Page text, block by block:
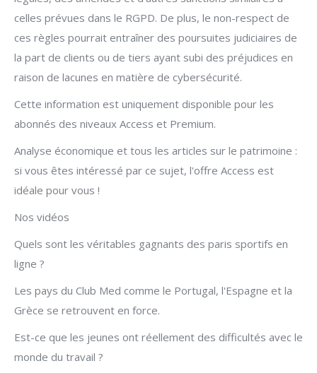
celles prévues dans le RGPD. De plus, le non-respect de
ces règles pourrait entraîner des poursuites judiciaires de
la part de clients ou de tiers ayant subi des préjudices en
raison de lacunes en matière de cybersécurité.
Cette information est uniquement disponible pour les
abonnés des niveaux Access et Premium.
Analyse économique et tous les articles sur le patrimoine :
si vous êtes intéressé par ce sujet, l'offre Access est
idéale pour vous !
Nos vidéos
Quels sont les véritables gagnants des paris sportifs en
ligne ?
Les pays du Club Med comme le Portugal, l'Espagne et la
Grèce se retrouvent en force.
Est-ce que les jeunes ont réellement des difficultés avec le
monde du travail ?